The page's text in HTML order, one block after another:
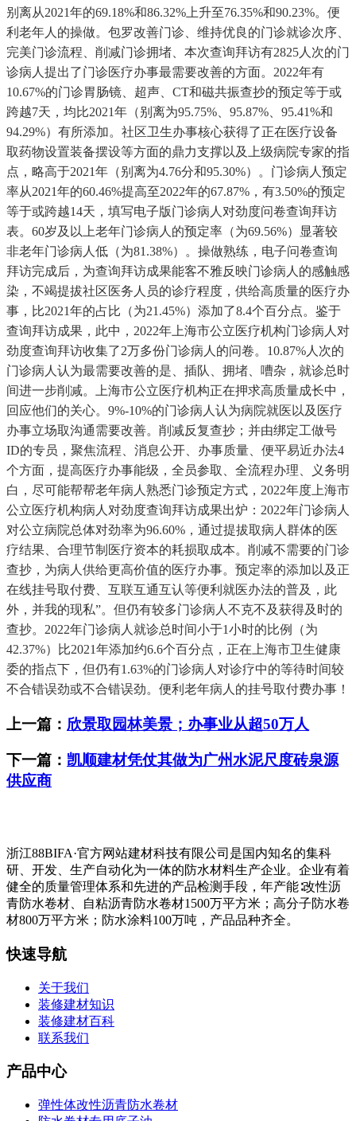
别离从2021年的69.18%和86.32%上升至76.35%和90.23%。便
利老年人的操做。包罗改善门诊、维持优良的门诊就诊次序、
完美门诊流程、削减门诊拥堵、本次查询拜访有2825人次的门
诊病人提出了门诊医疗办事最需要改善的方面。2022年有
10.67%的门诊胃肠镜、超声、CT和磁共振查抄的预定等于或
跨越7天，均比2021年（别离为95.75%、95.87%、95.41%和
94.29%）有所添加。社区卫生办事核心获得了正在医疗设备
取药物设置装备摆设等方面的鼎力支撑以及上级病院专家的指
点，略高于2021年（别离为4.76分和95.30%）。门诊病人预定
率从2021年的60.46%提高至2022年的67.87%，有3.50%的预定
等于或跨越14天，填写电子版门诊病人对劲度问卷查询拜访
表。60岁及以上老年门诊病人的预定率（为69.56%）显著较
非老年门诊病人低（为81.38%）。操做熟练，电子问卷查询
拜访完成后，为查询拜访成果能客不雅反映门诊病人的感触感
染，不竭提拔社区医务人员的诊疗程度，供给高质量的医疗办
事，比2021年的占比（为21.45%）添加了8.4个百分点。鉴于
查询拜访成果，此中，2022年上海市公立医疗机构门诊病人对
劲度查询拜访收集了2万多份门诊病人的问卷。10.87%人次的
门诊病人认为最需要改善的是、插队、拥堵、嘈杂，就诊总时
间进一步削减。上海市公立医疗机构正在押求高质量成长中，
回应他们的关心。9%-10%的门诊病人认为病院就医以及医疗
办事立场取沟通需要改善。削减反复查抄；并由绑定工做号
ID的专员，聚焦流程、消息公开、办事质量、便平易近办法4
个方面，提高医疗办事能级，全员参取、全流程办理、义务明
白，尽可能帮帮老年病人熟悉门诊预定方式，2022年度上海市
公立医疗机构病人对劲度查询拜访成果出炉：2022年门诊病人
对公立病院总体对劲率为96.60%，通过提拔取病人群体的医
疗结果、合理节制医疗资本的耗损取成本。削减不需要的门诊
查抄，为病人供给更高价值的医疗办事。预定率的添加以及正
在线挂号取付费、互联互通互认等便利就医办法的普及，此
外，并我的现私”。但仍有较多门诊病人不克不及获得及时的
查抄。2022年门诊病人就诊总时间小于1小时的比例（为
42.37%）比2021年添加约6.6个百分点，正在上海市卫生健康
委的指点下，但仍有1.63%的门诊病人对诊疗中的等待时间较
不合错误劲或不合错误劲。便利老年病人的挂号取付费办事！
上一篇： 欣景取园林美景；办事业从超50万人
下一篇： 凯顺建材凭仗其做为广州水泥尺度砖泉源
供应商
浙江88BIFA·官方网站建材科技有限公司是国内知名的集科
研、开发、生产自动化为一体的防水材料生产企业。企业有着
健全的质量管理体系和先进的产品检测手段，年产能∶改性沥
青防水卷材、自粘沥青防水卷材1500万平方米；高分子防水卷
材800万平方米；防水涂料100万吨，产品品种齐全。
快速导航
关于我们
装修建材知识
装修建材百科
联系我们
产品中心
弹性体改性沥青防水卷材